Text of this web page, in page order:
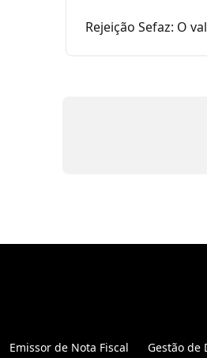
Rejeição Sefaz: O
Emissor de Nota Fiscal Gestão de